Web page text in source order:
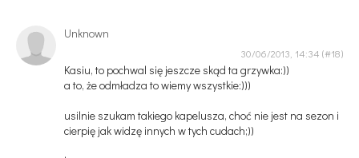
Unknown
30/06/2013, 14:34
Kasiu, to pochwal się jeszcze skąd ta grzywka:))
a to, że odmładza to wiemy wszystkie:)))
usilnie szukam takiego kapelusza, choć nie jest na sezon i
cierpię jak widzę innych w tych cudach;))